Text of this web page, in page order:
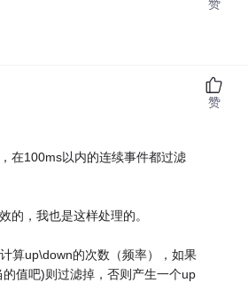
赞
在100ms以内的连续事件都过滤
的，我也是这样处理的。
算up\down的次数（频率），如果
值吧)则过滤掉，否则产生一个up
赞